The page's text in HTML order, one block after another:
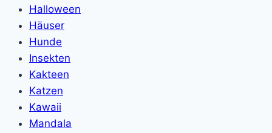
Halloween
Häuser
Hunde
Insekten
Kakteen
Katzen
Kawaii
Mandala